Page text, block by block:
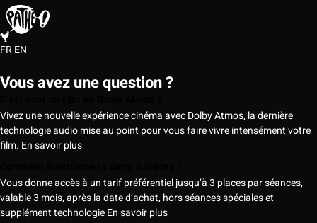
FREN
Vous avez une question ?
Vivez une nouvelle expérience cinéma avec Dolby Atmos, la dernière
technologie audio mise au point pour vous faire vivre intensément votre
film. En savoir plus
Vous donne accès à un tarif préférentiel jusqu’à 3 places par séances,
valable 3 mois, après la date d’achat, hors séances spéciales et
supplément technologieEn savoir plus